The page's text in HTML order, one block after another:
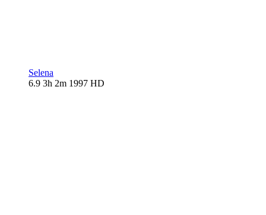
Selena
6.9 3h 2m 1997 HD